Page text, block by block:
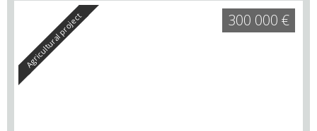
Agricultural project 300 000 €